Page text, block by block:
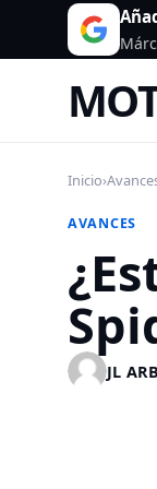
Inicio›
AVANCES
JL